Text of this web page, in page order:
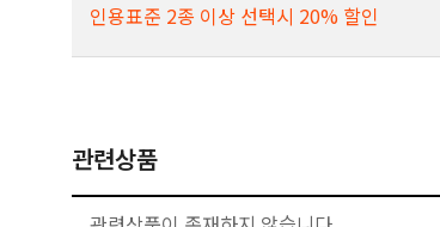
인용표준 2종 이상 선택시 20% 할인
관련상품